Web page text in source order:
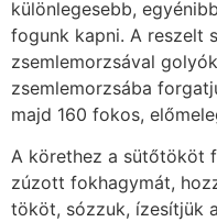
különlegesebb,
fogunk kapni. A reszelt
zsemlemorzsával
zsemlemorzsába
majd 160 fokos,
A körethez a sütőtököt
zúzott fokhagymát,
tököt, sózzuk, ízesítjük